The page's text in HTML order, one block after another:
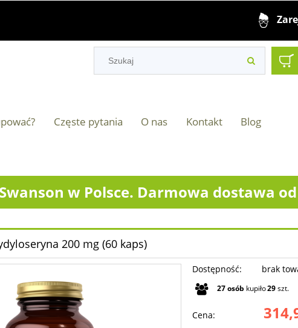
Częste pytania O nas Kontakt Blog
w Polsce. Darmowa dostawa od
200 mg (60 kaps)
Dostępność: brak
27osób kupiło29szt.
Cena: